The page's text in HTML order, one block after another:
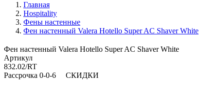
Главная
Hospitality
Фены настенные
Фен настенный Valera Hotello Super AC Shaver White
Фен настенный Valera Hotello Super AC Shaver White
Артикул
832.02/RT
Рассрочка 0-0-6
СКИДКИ